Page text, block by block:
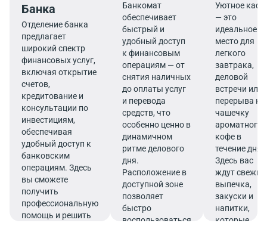
Банка
Отделение банка
предлагает
широкий спектр
финансовых услуг,
включая открытие
счетов,
кредитование и
консультации по
инвестициям,
обеспечивая
удобный доступ к
банковским
операциям. Здесь
вы сможете
получить
профессиональную
помощь и решить
Банкомат
обеспечивает
быстрый и
удобный доступ
к финансовым
операциям — от
снятия наличных
до оплаты услуг
и перевода
средств, что
особенно ценно в
динамичном
ритме делового
дня.
Расположение в
доступной зоне
позволяет
быстро
воспользоваться
Уютное кафе
— это
идеальное
место для
легкого
завтрака,
деловой
встречи или
перерыва на
чашечку
ароматного
кофе в
течение дня.
Здесь вас
ждут свежие
выпечка,
закуски и
напитки,
которые